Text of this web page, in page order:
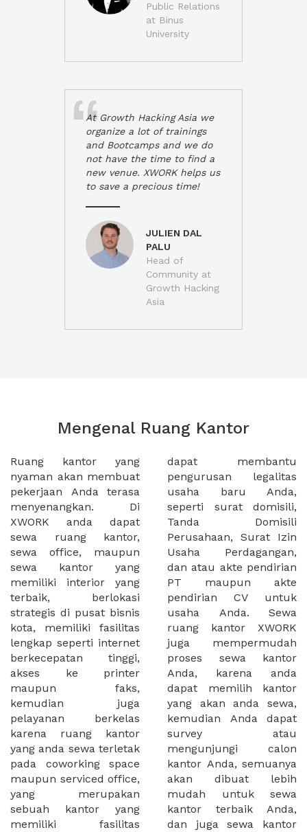
Public Relations
at Binus
University
At Growth Hacking Asia we
organize a lot of trainings
and Bootcamps and we do
not have the time to find a
new venue. XWORK helps us
to save a precious time!
JULIEN DAL
PALU
Head of
Community at
Growth Hacking
Asia
Mengenal Ruang Kantor
Ruang kantor yang
nyaman akan membuat
pekerjaan Anda terasa
menyenangkan. Di
XWORK anda dapat
sewa ruang kantor,
sewa office, maupun
sewa kantor yang
memiliki interior yang
terbaik, berlokasi
strategis di pusat bisnis
kota, memiliki fasilitas
lengkap seperti internet
berkecepatan tinggi,
akses ke printer
maupun faks,
kemudian juga
pelayanan berkelas
karena ruang kantor
yang anda sewa terletak
pada coworking space
maupun serviced office,
yang merupakan
sebuah kantor yang
memiliki fasilitas
dapat membantu
pengurusan legalitas
usaha baru Anda,
seperti surat domisili,
Tanda Domisili
Perusahaan, Surat Izin
Usaha Perdagangan,
dan atau akte pendirian
PT maupun akte
pendirian CV untuk
usaha Anda. Sewa
ruang kantor XWORK
juga mempermudah
proses sewa kantor
Anda, karena anda
dapat memilih kantor
yang akan anda sewa,
kemudian Anda dapat
survey atau
mengunjungi calon
kantor Anda, semuanya
akan dibuat lebih
mudah untuk sewa
kantor terbaik Anda,
dan juga sewa kantor